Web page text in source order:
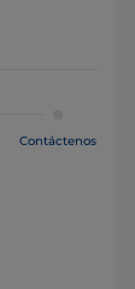
Contáctenos